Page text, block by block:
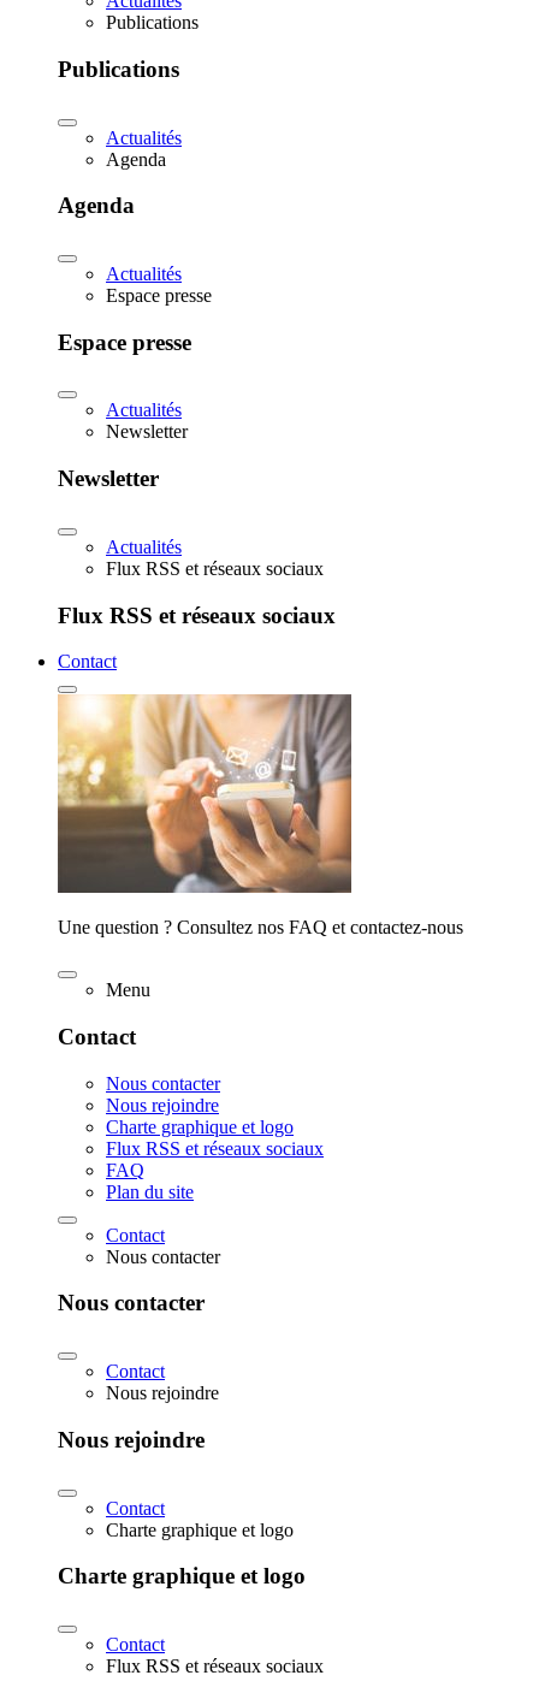
Publications
Publications
Actualités
Agenda
Agenda
Actualités
Espace presse
Espace presse
Actualités
Newsletter
Newsletter
Actualités
Flux RSS et réseaux sociaux
Flux RSS et réseaux sociaux
Contact
Une question ? Consultez nos FAQ et contactez-nous
Menu
Contact
Nous contacter
Nous rejoindre
Charte graphique et logo
Flux RSS et réseaux sociaux
FAQ
Plan du site
Contact
Nous contacter
Nous contacter
Contact
Nous rejoindre
Nous rejoindre
Contact
Charte graphique et logo
Charte graphique et logo
Contact
Flux RSS et réseaux sociaux